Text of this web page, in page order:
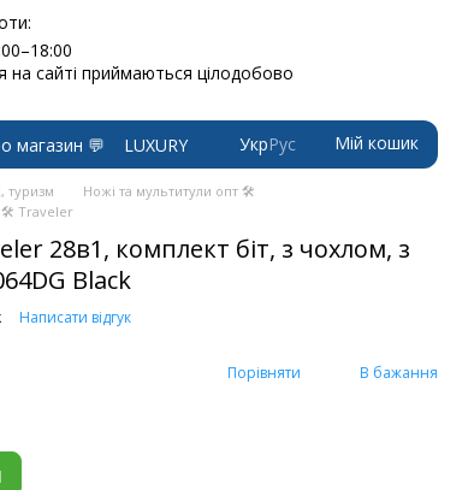
на сайті приймаються цілодобово
магазин 💬
LUXURY
УкрРус Мій кошик
туризм
Ножі та мультитули опт 🛠
🛠️ Traveler
28в1, комплект біт, з чохлом, з
Black
Написати відгук
Порівняти В бажання